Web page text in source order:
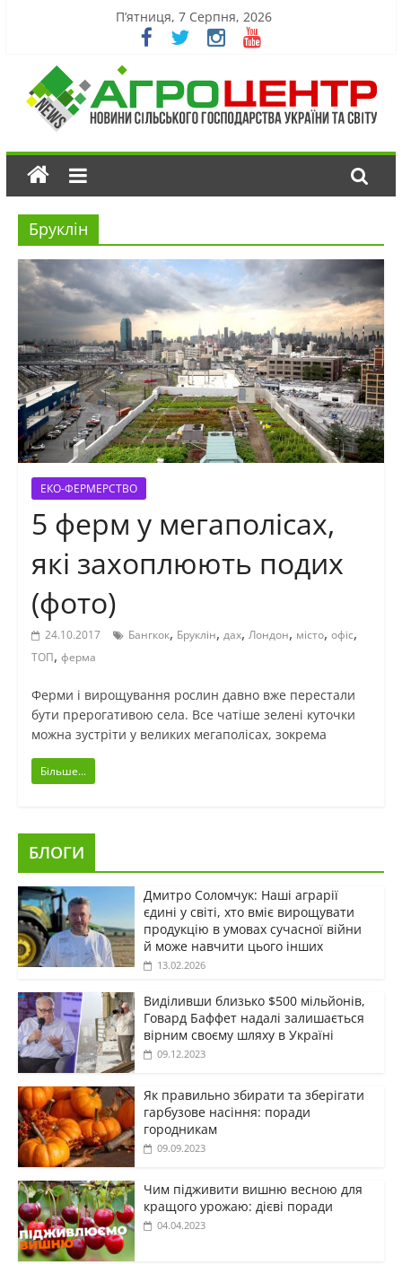
П’ятниця, 7 Серпня, 2026
Бруклін
ЕКО-ФЕРМЕРСТВО
5 ферм у мегаполісах,
які захоплюють подих
(фото)
24.10.2017 Бангкок, Бруклін, дах, Лондон, місто, офіс,
ТОП, ферма
Ферми і вирощування рослин давно вже перестали
бути прерогативою села. Все чатіше зелені куточки
можна зустріти у великих мегаполісах, зокрема
Більше...
БЛОГИ
Дмитро Соломчук: Наші аграрії
єдині у світі, хто вміє вирощувати
продукцію в умовах сучасної війни
й може навчити цього інших
13.02.2026
Виділивши близько $500 мільйонів,
Говард Баффет надалі залишається
вірним своєму шляху в Україні
09.12.2023
Як правильно збирати та зберігати
гарбузове насіння: поради
городникам
09.09.2023
Чим підживити вишню весною для
кращого урожаю: дієві поради
04.04.2023